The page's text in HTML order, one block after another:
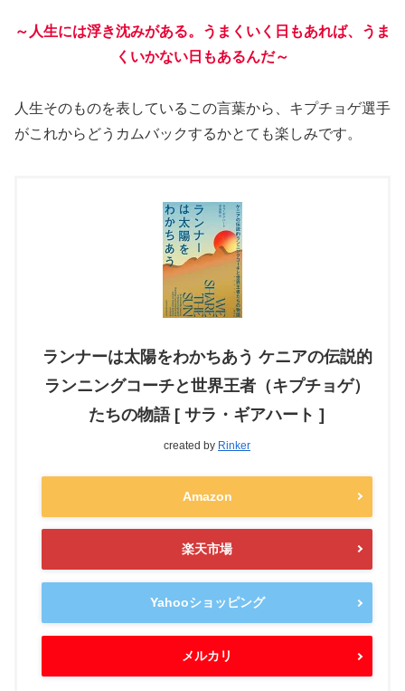
～人生には浮き沈みがある。うまくいく日もあれば、うま
くいかない日もあるんだ～
人生そのものを表しているこの言葉から、キプチョゲ選手
がこれからどうカムバックするかとても楽しみです。
ランナーは太陽をわかちあう ケニアの伝説的
ランニングコーチと世界王者（キプチョゲ）
たちの物語 [ サラ・ギアハート ]
created by Rinker
Amazon
楽天市場
Yahooショッピング
メルカリ